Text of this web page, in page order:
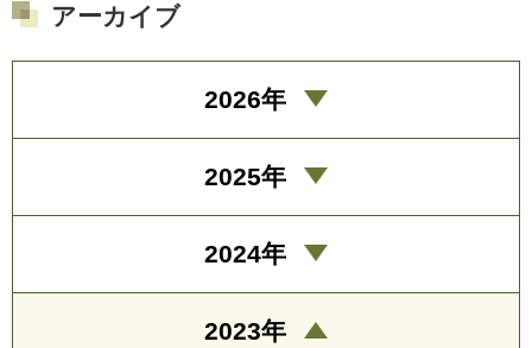
アーカイブ
2026年
2025年
2024年
2023年